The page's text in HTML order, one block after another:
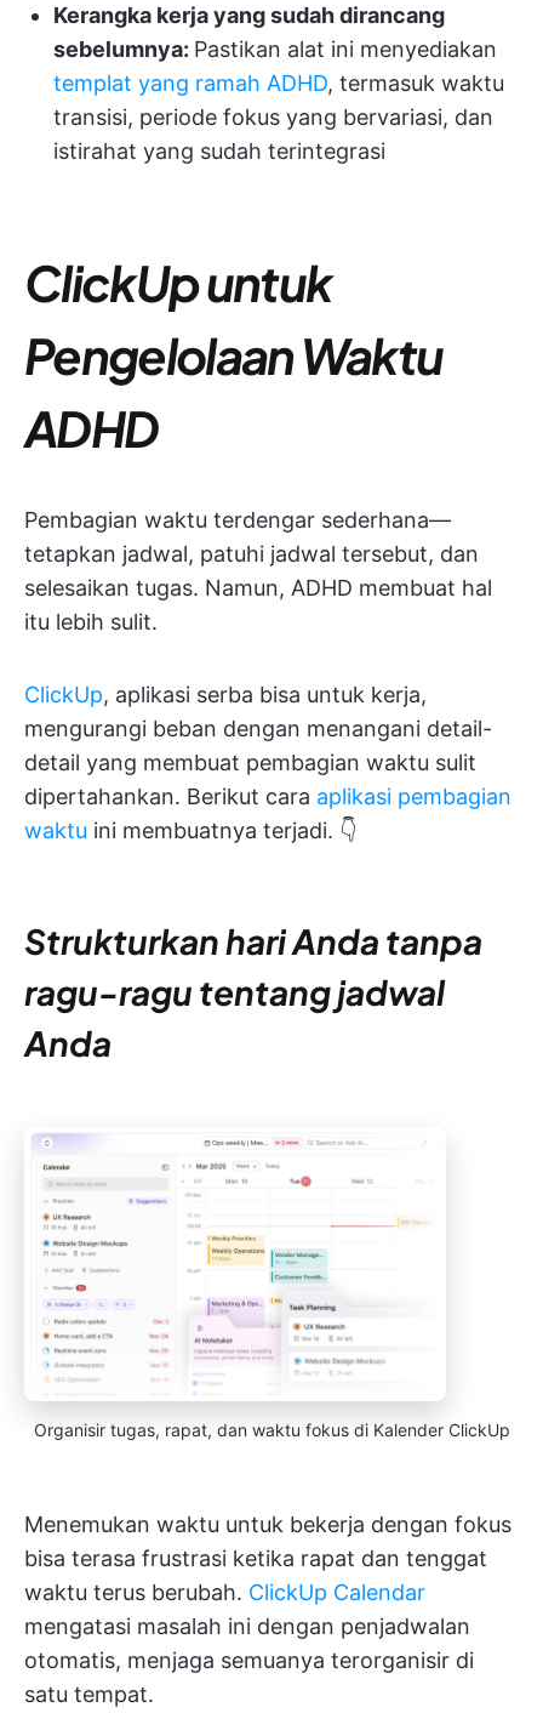
Kerangka kerja yang sudah dirancang
sebelumnya: Pastikan alat ini menyediakan
templat yang ramah ADHD, termasuk waktu
transisi, periode fokus yang bervariasi, dan
istirahat yang sudah terintegrasi
ClickUp untuk
Pengelolaan Waktu
ADHD
Pembagian waktu terdengar sederhana—
tetapkan jadwal, patuhi jadwal tersebut, dan
selesaikan tugas. Namun, ADHD membuat hal
itu lebih sulit.
ClickUp, aplikasi serba bisa untuk kerja,
mengurangi beban dengan menangani detail-
detail yang membuat pembagian waktu sulit
dipertahankan. Berikut cara aplikasi pembagian
waktu ini membuatnya terjadi. 👇
Strukturkan hari Anda tanpa
ragu-ragu tentang jadwal
Anda
Organisir tugas, rapat, dan waktu fokus di Kalender ClickUp
Menemukan waktu untuk bekerja dengan fokus
bisa terasa frustrasi ketika rapat dan tenggat
waktu terus berubah. ClickUp Calendar
mengatasi masalah ini dengan penjadwalan
otomatis, menjaga semuanya terorganisir di
satu tempat.